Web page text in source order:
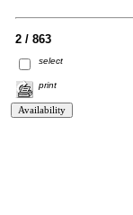
2 / 863
select
print